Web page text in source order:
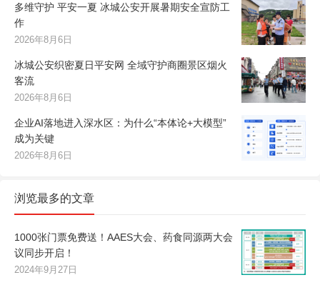
多维守护 平安一夏 冰城公安开展暑期安全宣防工
作
2026年8月6日
冰城公安织密夏日平安网 全域守护商圈景区烟火
客流
2026年8月6日
企业AI落地进入深水区：为什么“本体论+大模型”
成为关键
2026年8月6日
浏览最多的文章
1000张门票免费送！AAES大会、药食同源两大会
议同步开启！
2024年9月27日